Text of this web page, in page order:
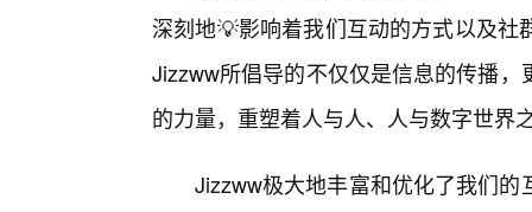
深刻地💡影响着我们互动的方式以及
Jizzww所倡导的不仅仅是信息的传播
的力量，重塑着人与人、人与数字世界
Jizzww极大地丰富和优化了我们